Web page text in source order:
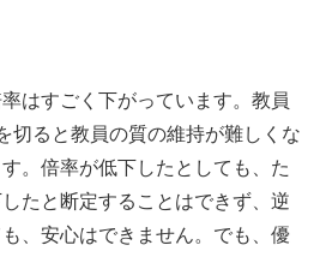
はすごく下がっています。教員
切ると教員の質の維持が難しくな
。倍率が低下したとしても、た
たと断定することはできず、逆
、安心はできません。でも、優